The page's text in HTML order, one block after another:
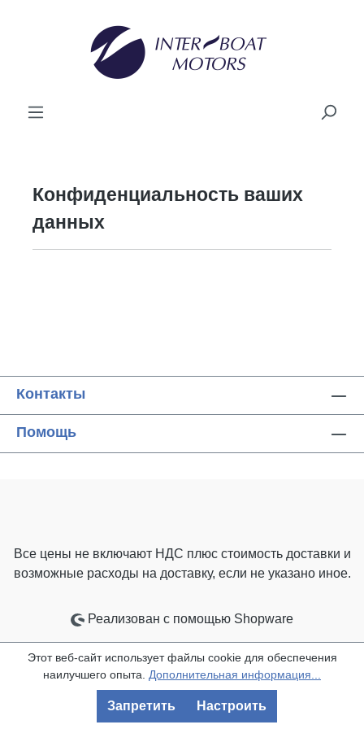
Конфиденциальность ваших
данных
Контакты
Помощь
Все цены не включают НДС плюс стоимость доставки и
возможные расходы на доставку, если не указано иное.
Реализован с помощью Shopware
Этот веб-сайт использует файлы cookie для обеспечения
наилучшего опыта. Дополнительная информация...
Запретить Настроить